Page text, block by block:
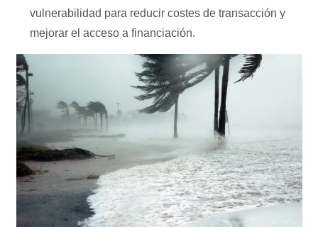
vulnerabilidad para reducir costes de transacción y
mejorar el acceso a financiación.